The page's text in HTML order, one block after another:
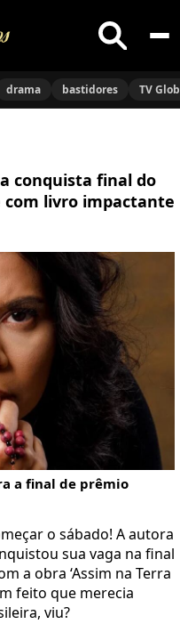
Buscar
no
drama bastidores TV
conquista final do
livro impactante
a final de prêmio
o sábado! A autora
sua vaga na final
a obra ‘Assim na Terra
feito que merecia
viu?